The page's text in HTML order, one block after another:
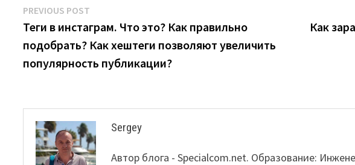
Post
navigation
PREVIOUS POST
post:
Теги в инстаграм. Что это? Как правильно
подобрать? Как хештеги позволяют увеличить
популярность публикации?
Как
Sergey
Автор блога - Specialcom.net. Образование: